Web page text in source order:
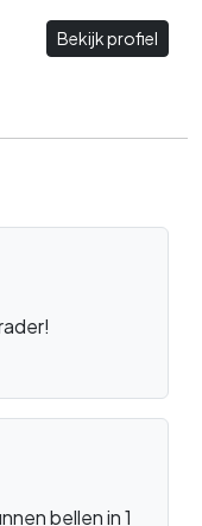
Bekijk profiel
bellen in 1